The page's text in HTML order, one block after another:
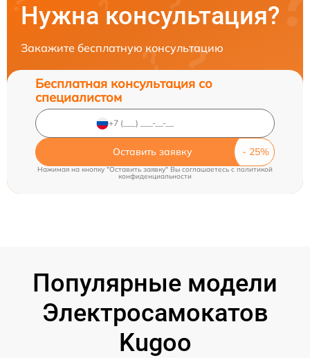
Нужна консультация?
Закажите бесплатную консультацию
Бесплатная консультация со
специалистом
Оставить заявку
Нажимая на кнопку "Оставить заявку" Вы соглашаетесь cполитикой
конфиденциальности
Популярные модели
Электросамокатов
Kugoo